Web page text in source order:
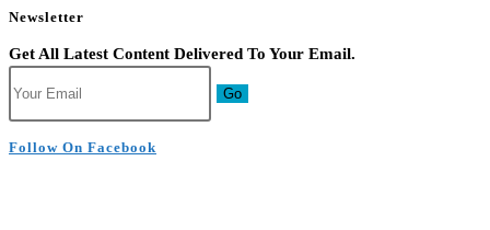
Newsletter
Get All Latest Content Delivered To Your Email.
Go
Follow On Facebook